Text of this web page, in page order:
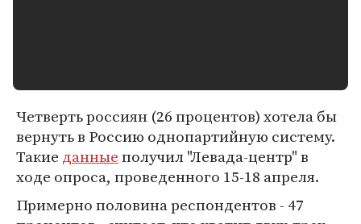
Четверть россиян (26 процентов) хотела бы
вернуть в Россию однопартийную систему.
Такие данныеполучил "Левада-центр" в
ходе опроса, проведенного 15-18 апреля.
Примерно половина респондентов - 47